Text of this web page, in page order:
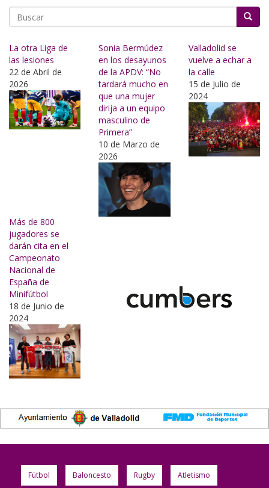
La otra Liga de
las lesiones
22 de Abril de
2026
Sonia Bermúdez
en los desayunos
de la APDV: “No
tardará mucho en
que una mujer
dirija a un equipo
masculino de
Primera”
10 de Marzo de
2026
Valladolid se
vuelve a echar a
la calle
15 de Julio de
2024
Más de 800
jugadores se
darán cita en el
Campeonato
Nacional de
España de
Minifútbol
18 de Junio de
2024
Fútbol Baloncesto Rugby Atletismo